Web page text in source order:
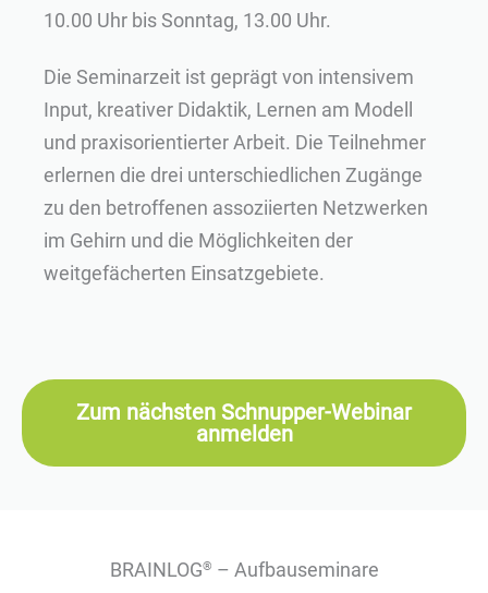
10.00 Uhr bis Sonntag, 13.00 Uhr.
Die Seminarzeit ist geprägt von intensivem
Input, kreativer Didaktik, Lernen am Modell
und praxisorientierter Arbeit. Die Teilnehmer
erlernen die drei unterschiedlichen Zugänge
zu den betroffenen assoziierten Netzwerken
im Gehirn und die Möglichkeiten der
weitgefächerten Einsatzgebiete.
Zum nächsten Schnupper-Webinar
anmelden
BRAINLOG® – Aufbauseminare